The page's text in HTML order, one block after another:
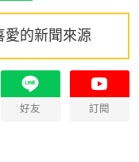
愛的新聞來源
好友 訂閱